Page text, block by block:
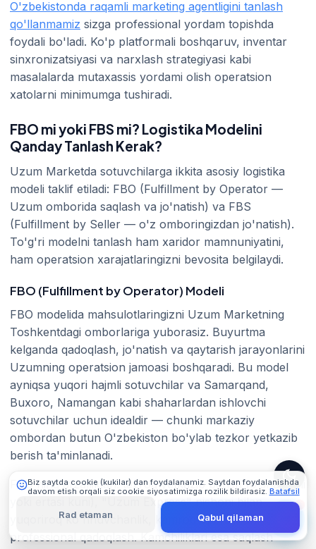
O'zbekistonda raqamli marketing agentligini tanlash
qo'llanmamiz sizga professional yordam topishda
foydali bo'ladi. Ko'p platformali boshqaruv, inventar
sinxronizatsiyasi va narxlash strategiyasi kabi
masalalarda mutaxassis yordami olish operatsion
xatolarni minimumga tushiradi.
FBO mi yoki FBS mi? Logistika Modelini
Qanday Tanlash Kerak?
Uzum Marketda sotuvchilarga ikkita asosiy logistika
modeli taklif etiladi: FBO (Fulfillment by Operator —
Uzum omborida saqlash va jo'natish) va FBS
(Fulfillment by Seller — o'z omboringizdan jo'natish).
To'g'ri modelni tanlash ham xaridor mamnuniyatini,
ham operatsion xarajatlaringizni bevosita belgilaydi.
FBO (Fulfillment by Operator) Modeli
FBO modelida mahsulotlaringizni Uzum Marketning
Toshkentdagi omborlariga yuborasiz. Buyurtma
kelganda qadoqlash, jo'natish va qaytarish jarayonlarini
Uzumning operatsion jamoasi boshqaradi. Bu model
ayniqsa yuqori hajmli sotuvchilar va Samarqand,
Buxoro, Namangan kabi shaharlardan ishlovchi
sotuvchilar uchun idealdir — chunki markaziy
ombordan butun O'zbekiston bo'ylab tezkor yetkazib
berish ta'minlanadi.
FBO ning afzalliklari: tezroq yetkazib berish (o'sha kuni
yoki ertasi kuni), "Uzum Express" nishoni bilan
yuqoriroq ko'rinuvchanlik, kamroq operatsion yuk va
professional qadoqlash. Kamchiliklari esa saqlash
Biz saytda cookie (kukilar) dan foydalanamiz. Saytdan foydalanishda
davom etish orqali siz cookie siyosatimizga rozilik bildirasiz. Batafsil
Rad etaman Qabul qilaman
101 Digital
Online